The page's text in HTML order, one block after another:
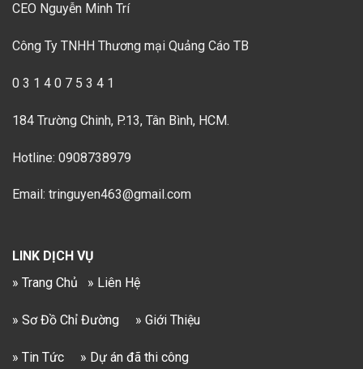
CEO Nguyễn Minh Trí
Công Ty TNHH Thương mại Quảng Cáo TB
0 3 1 4 0 7 5 3 4 1
184 Trường Chinh, P.13, Tân Bình, HCM.
Hotline: 0908738979
Email: tringuyen463@gmail.com
LINK DỊCH VỤ
» Trang Chủ
» Liên Hệ
» Sơ Đồ Chỉ Đường » Giới Thiệu
» Tin Tức » Dự án đã thi công